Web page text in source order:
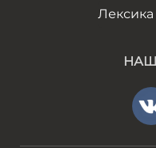
Лексика